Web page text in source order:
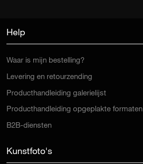
Help
Waar is mijn bestelling?
Levering en retourzending
Producthandleiding galerielijst
Producthandleiding opgeplakte formaten
B2B-diensten
Kunstfoto's